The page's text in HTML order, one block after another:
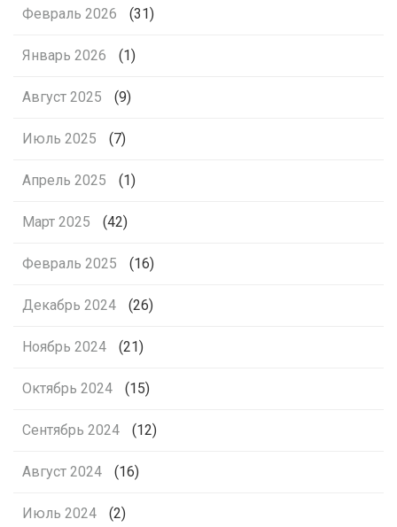
Февраль 2026 (31)
Январь 2026 (1)
Август 2025 (9)
Июль 2025 (7)
Апрель 2025 (1)
Март 2025 (42)
Февраль 2025 (16)
Декабрь 2024 (26)
Ноябрь 2024 (21)
Октябрь 2024 (15)
Сентябрь 2024 (12)
Август 2024 (16)
Июль 2024 (2)